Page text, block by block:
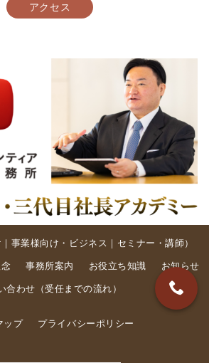
アクセス
｜ 事業様向け・ビジネス ｜ セミナー・講師）
事務所案内 お役立ち知識 お知らせ
合わせ （受任までの流れ ）
ップ プライバシーポリシー